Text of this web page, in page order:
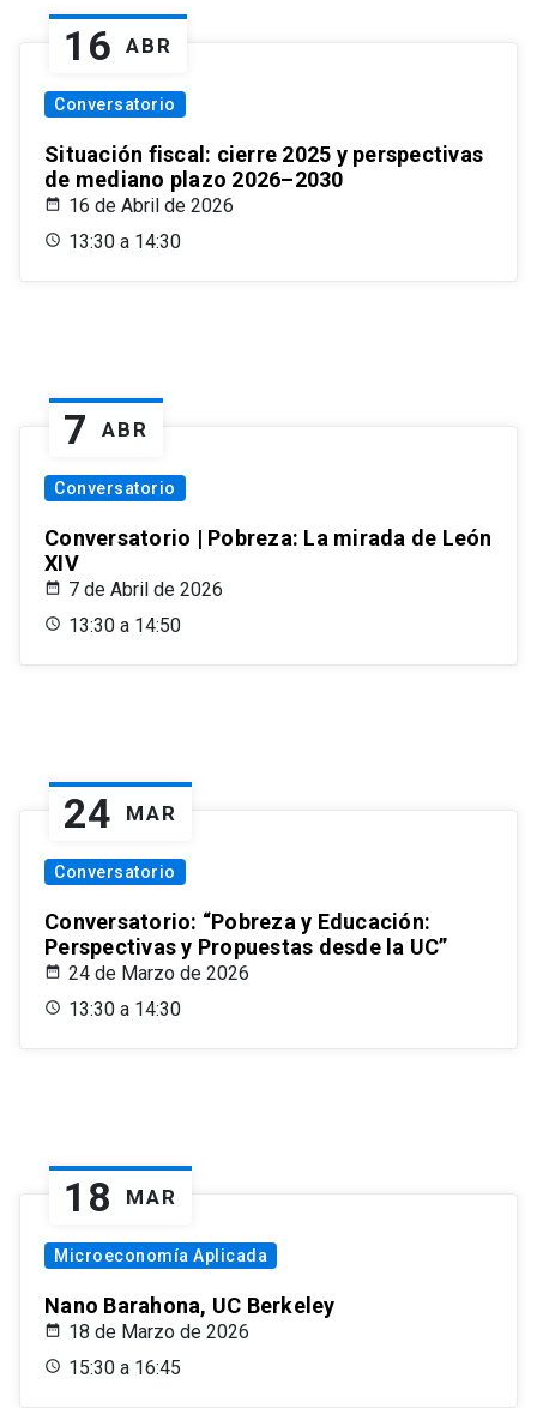
16 ABR
Conversatorio
Situación fiscal: cierre 2025 y perspectivas
de mediano plazo 2026–2030
16 de Abril de 2026
13:30 a 14:30
7 ABR
Conversatorio
Conversatorio | Pobreza: La mirada de León
XIV
7 de Abril de 2026
13:30 a 14:50
24 MAR
Conversatorio
Conversatorio: “Pobreza y Educación:
Perspectivas y Propuestas desde la UC”
24 de Marzo de 2026
13:30 a 14:30
18 MAR
Microeconomía Aplicada
Nano Barahona, UC Berkeley
18 de Marzo de 2026
15:30 a 16:45